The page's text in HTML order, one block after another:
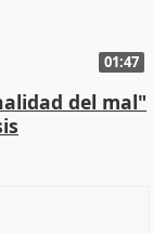
01:47
del mal"